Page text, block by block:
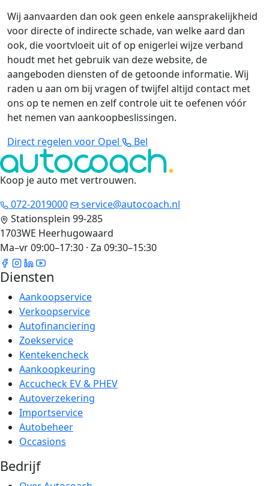
Wij aanvaarden dan ook geen enkele aansprakelijkheid
voor directe of indirecte schade, van welke aard dan
ook, die voortvloeit uit of op enigerlei wijze verband
houdt met het gebruik van deze website, de
aangeboden diensten of de getoonde informatie. Wij
raden u aan om bij vragen of twijfel altijd contact met
ons op te nemen en zelf controle uit te oefenen vóór
het nemen van aankoopbeslissingen.
Direct regelen voor Opel
Bel
Koop je auto met vertrouwen.
072-2019000
service@autocoach.nl
Stationsplein 99-285
1703WE Heerhugowaard
Ma–vr 09:00–17:30 · Za 09:30–15:30
Diensten
Aankoopservice
Verkoopservice
Autofinanciering
Zoekservice
Kentekencheck
Aankoopkeuring
Accucheck EV & PHEV
Autoverzekering
Importservice
Autobeheer
Occasions
Bedrijf